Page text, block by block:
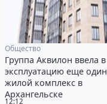
12:12
Общество
Группа Аквилон ввела в
эксплуатацию еще один
жилой комплекс в
Архангельске